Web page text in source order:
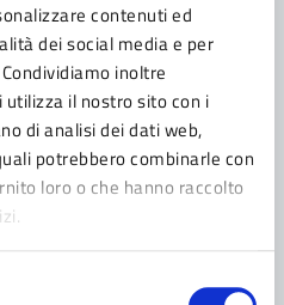
contenuti ed
dei social media e per
inoltre
il nostro sito con i
di analisi dei dati web,
potrebbero combinarle con
loro o che hanno raccolto